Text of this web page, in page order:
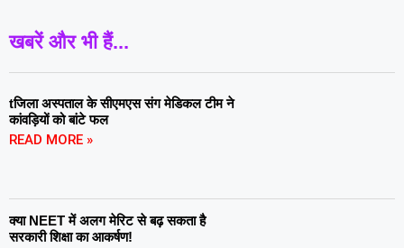
खबरें और भी हैं...
tजिला अस्पताल के सीएमएस संग मेडिकल टीम ने
कांवड़ियों को बांटे फल
READ MORE »
क्या NEET में अलग मेरिट से बढ़ सकता है
सरकारी शिक्षा का आकर्षण!